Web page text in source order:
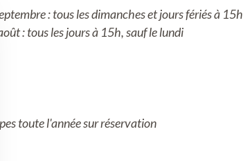
: tous les dimanches et jours fériés à 15h
: tous les jours à 15h, sauf le lundi
toute l'année sur réservation